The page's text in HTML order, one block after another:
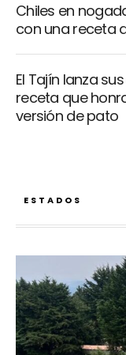
Chiles en
con una receta
El Tajín lanza
receta que
versión de pato
ESTADOS